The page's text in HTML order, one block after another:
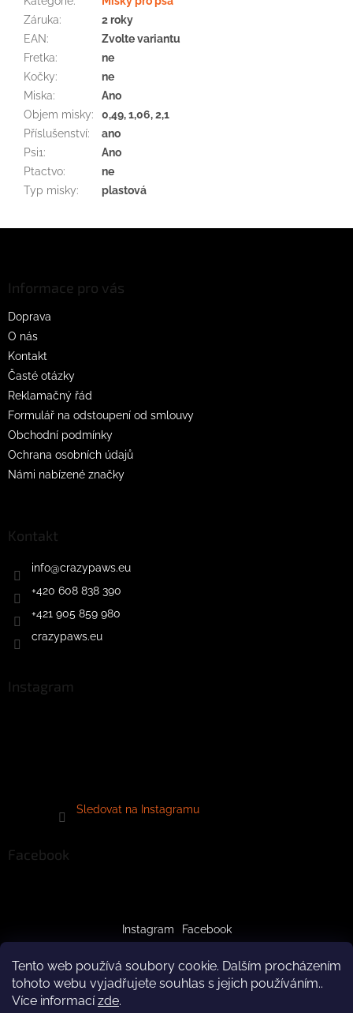
Tento web používá soubory cookie. Dalším procházením
tohoto webu vyjadřujete souhlas s jejich používáním..
Více informacízde.
Záruka:
2 roky
EAN:
Zvolte variantu
Fretka:
ne
Kočky:
ne
Miska:
Ano
Objem misky:
0,49, 1,06, 2,1
Příslušenství:
ano
Psi1:
Ano
Ptactvo:
ne
Typ misky: plastová
Informace pro vás
Doprava
O nás
Kontakt
Časté otázky
Reklamačný řád
Formulář na odstoupení od smlouvy
Obchodní podmínky
Ochrana osobních údajů
Námi nabízené značky
Kontakt
info@crazypaws.eu
+420 608 838 390
+421 905 859 980
crazypaws.eu
Instagram
Sledovat na Instagramu
Facebook
Instagram Facebook